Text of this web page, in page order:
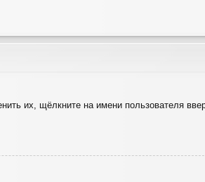
их, щёлкните на имени пользователя